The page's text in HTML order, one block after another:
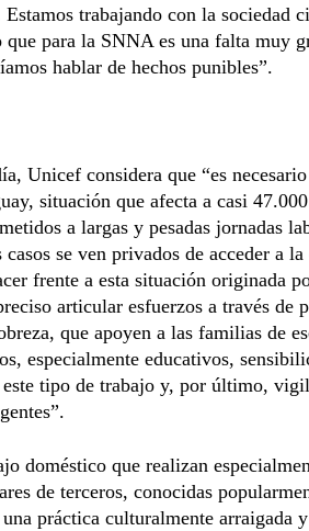
trabajando con la sociedad
que para la SNNA es una falta muy
hablar de hechos punibles”.
Unicef considera que “es
situación que afecta a casi
a largas y pesadas jornadas
se ven privados de acceder a la
frente a esta situación originada
articular esfuerzos a través de
que apoyen a las familias de
especialmente educativos,
tipo de trabajo y, por último,
doméstico que realizan
de terceros, conocidas
práctica culturalmente arraigada